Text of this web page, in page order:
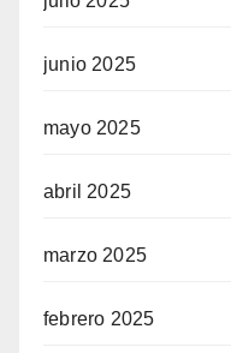
junio 2025
mayo 2025
abril 2025
marzo 2025
febrero 2025